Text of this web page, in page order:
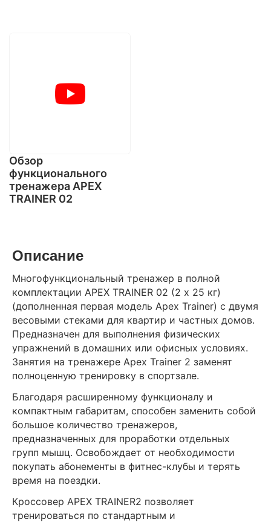
Обзор
функционального
тренажера APEX
TRAINER 02
Описание
Многофункциональный тренажер в полной
комплектации APEX TRAINER 02 (2 х 25 кг)
(дополненная первая модель Apex Trainer) с двумя
весовыми стеками для квартир и частных домов.
Предназначен для выполнения физических
упражнений в домашних или офисных условиях.
Занятия на тренажере Apex Trainer 2 заменят
полноценную тренировку в спортзале.
Благодаря расширенному функционалу и
компактным габаритам, способен заменить собой
большое количество тренажеров,
предназначенных для проработки отдельных
групп мышц. Освобождает от необходимости
покупать абонементы в фитнес-клубы и терять
время на поездки.
Кроссовер APEX TRAINER2 позволяет
тренироваться по стандартным и